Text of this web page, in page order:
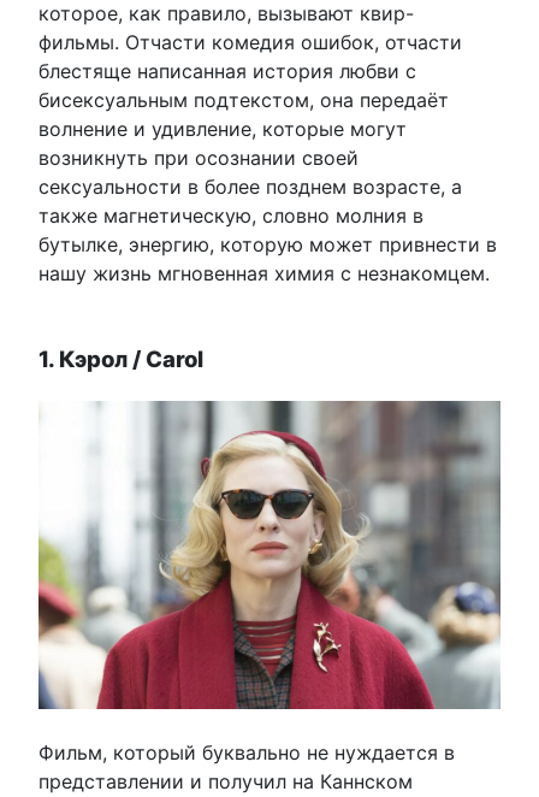
которое, как правило, вызывают квир-
фильмы. Отчасти комедия ошибок, отчасти
блестяще написанная история любви с
бисексуальным подтекстом, она передаёт
волнение и удивление, которые могут
возникнуть при осознании своей
сексуальности в более позднем возрасте, а
также магнетическую, словно молния в
бутылке, энергию, которую может привнести в
нашу жизнь мгновенная химия с незнакомцем.
1. Кэрол / Carol
Фильм, который буквально не нуждается в
представлении и получил на Каннском